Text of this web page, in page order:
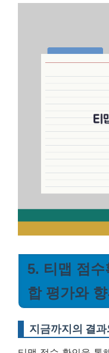
5. 티맵 점
합 평가와
지금까지의 결